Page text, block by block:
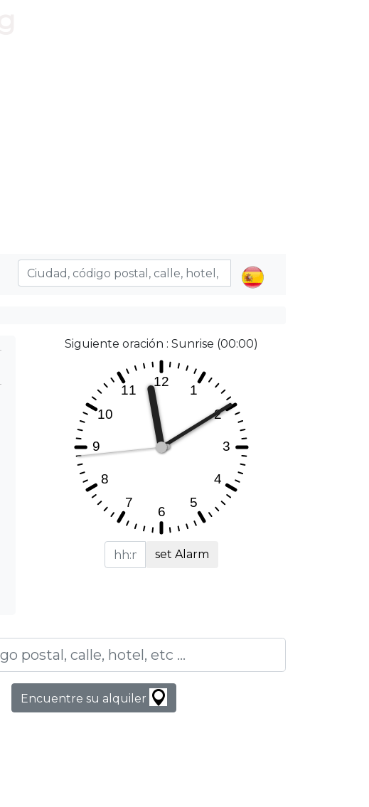
Siguiente oración : Sunrise (00:00)
set Alarm
Encuentre su alquiler